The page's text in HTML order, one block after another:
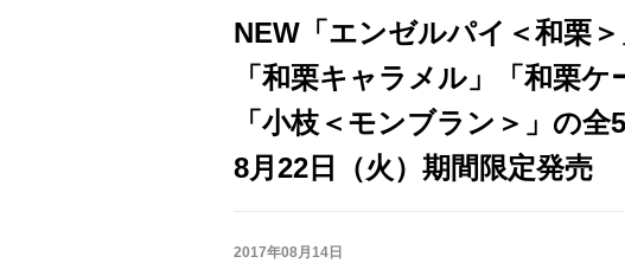
NEW「エンゼルパイ＜和栗＞
「和栗キャラメル」「和栗ケ
「小枝＜モンブラン＞」の
8月22日（火）期間限定発売
2017年08月14日